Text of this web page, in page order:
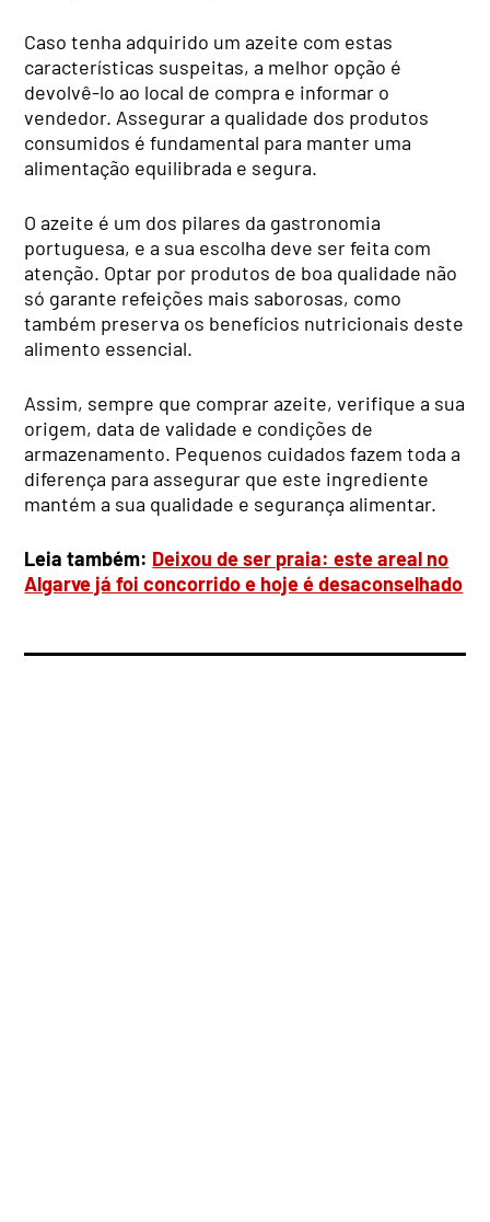
Caso tenha adquirido um azeite com estas
características suspeitas, a melhor opção é
devolvê-lo ao local de compra e informar o
vendedor. Assegurar a qualidade dos produtos
consumidos é fundamental para manter uma
alimentação equilibrada e segura.
O azeite é um dos pilares da gastronomia
portuguesa, e a sua escolha deve ser feita com
atenção. Optar por produtos de boa qualidade não
só garante refeições mais saborosas, como
também preserva os benefícios nutricionais deste
alimento essencial.
Assim, sempre que comprar azeite, verifique a sua
origem, data de validade e condições de
armazenamento. Pequenos cuidados fazem toda a
diferença para assegurar que este ingrediente
mantém a sua qualidade e segurança alimentar.
Leia também: Deixou de ser praia: este areal no
Algarve já foi concorrido e hoje é desaconselhado